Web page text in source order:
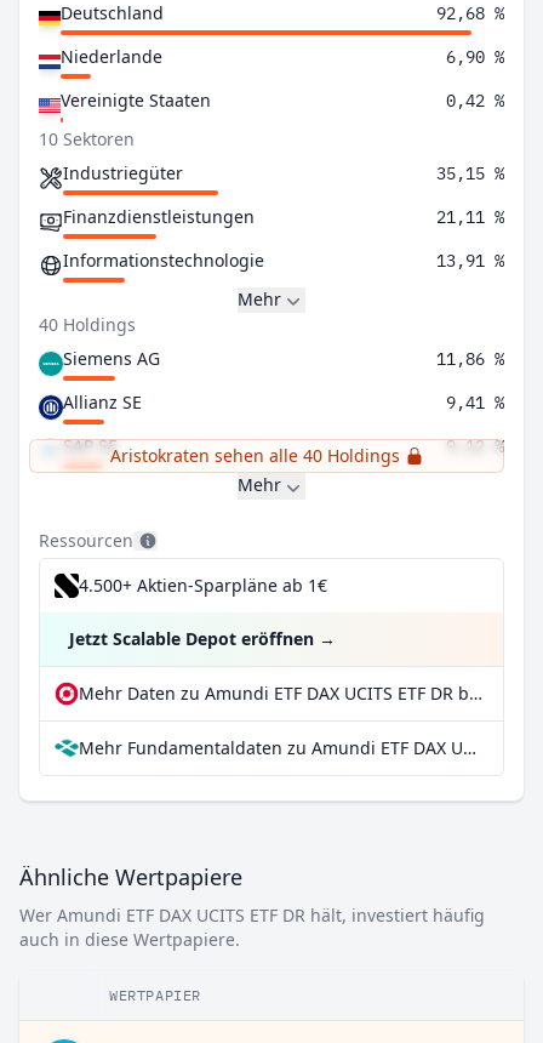
Deutschland
92,68 %
Niederlande 6,90 %
Vereinigte Staaten 0,42 %
10 Sektoren
Industriegüter
35,15 %
Finanzdienstleistungen 21,11 %
Informationstechnologie 13,91 %
Mehr
40 Holdings
Siemens AG
11,86 %
Allianz SE 9,41 %
SAP SE 9,12 %
Aristokraten sehen alle 40 Holdings
Mehr
Ressourcen
4.500+ Aktien-Sparpläne ab 1€
Jetzt Scalable Depot eröffnen →
Mehr Daten zu Amundi ETF DAX UCITS ETF DR bei extraETF
Mehr Fundamentaldaten zu Amundi ETF DAX UCITS ETF DR bei Parqet
Ähnliche Wertpapiere
Wer Amundi ETF DAX UCITS ETF DR hält, investiert häufig
auch in diese Wertpapiere.
WERTPAPIER